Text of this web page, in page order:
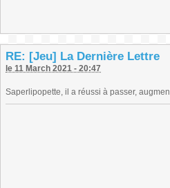
RE: [Jeu] La Dernière Lettre
le 11 March 2021 - 20:47
Saperlipopette, il a réussi à passer,